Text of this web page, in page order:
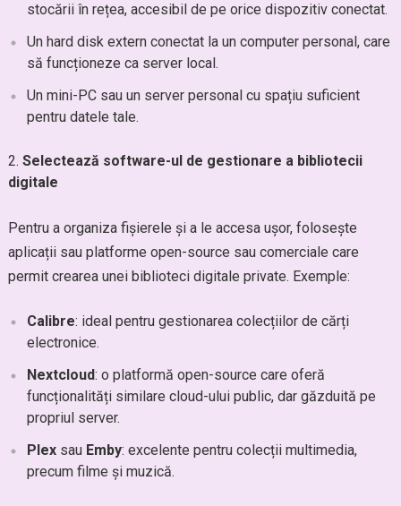
stocării în rețea, accesibil de pe orice dispozitiv conectat.
Un hard disk extern conectat la un computer personal, care
să funcționeze ca server local.
Un mini-PC sau un server personal cu spațiu suficient
pentru datele tale.
Selectează software-ul de gestionare a bibliotecii
digitale
Pentru a organiza fișierele și a le accesa ușor, folosește
aplicații sau platforme open-source sau comerciale care
permit crearea unei biblioteci digitale private. Exemple:
Calibre: ideal pentru gestionarea colecțiilor de cărți
electronice.
Nextcloud: o platformă open-source care oferă
funcționalități similare cloud-ului public, dar găzduită pe
propriul server.
Plexsau Emby: excelente pentru colecții multimedia,
precum filme și muzică.